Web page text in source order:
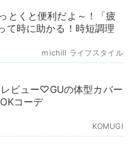
とくと便利だよ～！「疲
て時に助かる！時短調理
michill ライフスタイル
ビュー♡GUの体型カバー
コーデ
KOMUGI